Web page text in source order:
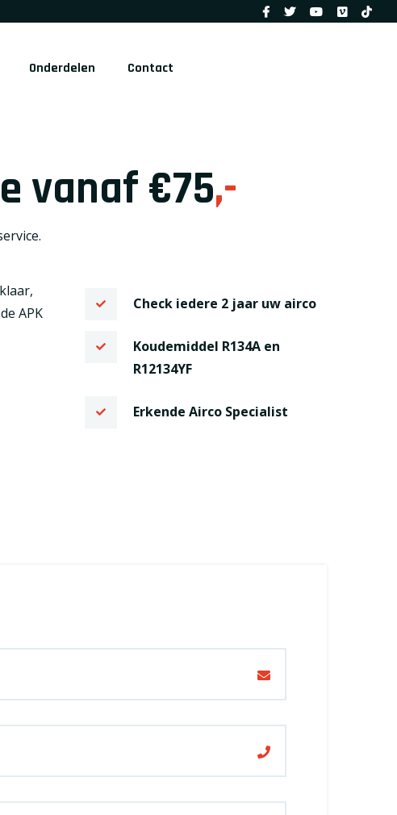
Onderdelen Contact
vanaf €75,-
APK
Check iedere 2 jaar uw airco
Koudemiddel R134A en
R12134YF
Erkende Airco Specialist